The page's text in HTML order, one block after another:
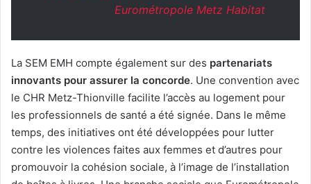
Eurométropole Metz Habitat
La SEM EMH compte également sur des partenariats
innovants pour assurer la concorde. Une convention avec
le CHR Metz-Thionville facilite l’accès au logement pour
les professionnels de santé a été signée. Dans le même
temps, des initiatives ont été développées pour lutter
contre les violences faites aux femmes et d’autres pour
promouvoir la cohésion sociale, à l’image de l’installation